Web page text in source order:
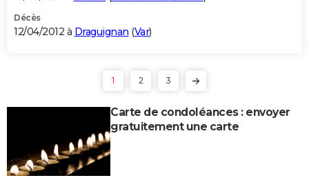
Décès
12/04/2012 à Draguignan (Var)
1 2 3
Carte de condoléances : envoyer
gratuitement une carte